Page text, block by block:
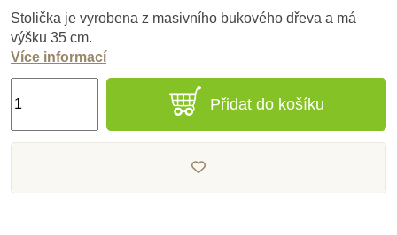
Stolička je vyrobena z masivního bukového dřeva a má
výšku 35 cm.
Více informací
Přidat do košíku